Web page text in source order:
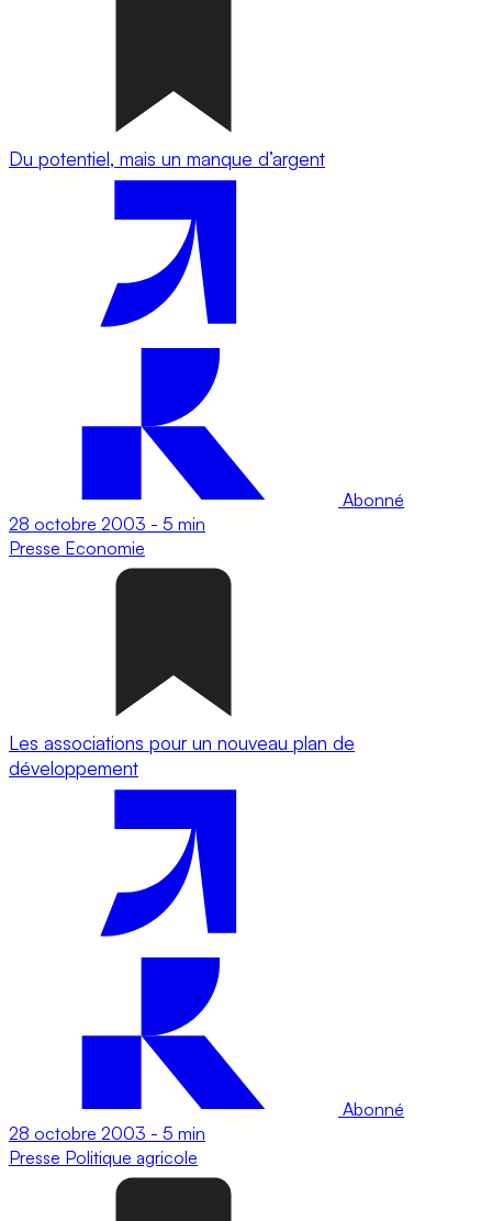
Du potentiel, mais un manque d’argent
Abonné
28 octobre 2003 - 5 min
Presse Economie
Les associations pour un nouveau plan de
développement
Abonné
28 octobre 2003 - 5 min
Presse Politique agricole